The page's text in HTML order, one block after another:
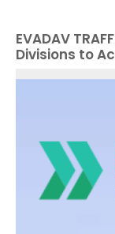
EVADAV
Divisions to